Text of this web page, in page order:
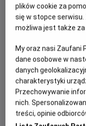
opcji decyduje się
uczestników
którego ujmujący
bardzo podobają się
atrakcyjny i pozornie
naprawdę
punkcie młodych i
się studiu – Alcala
„kariery”.
plików cookie za
się w stopce serwisu.
możliwa jest także
My oraz nasi Zaufani
dane osobowe w
danych
charakterystyki
Przechowywanie
nich.
treści, opinie